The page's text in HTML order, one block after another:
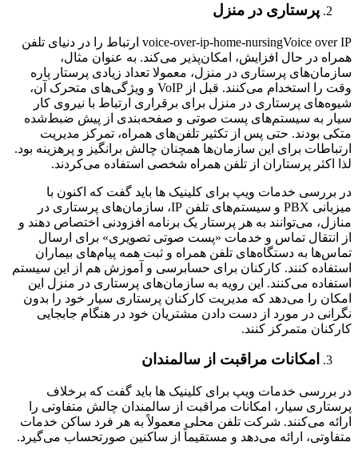
پرستاری در منزل
voice-over-ip-home-nursingVoice over IP ارتباط را در دنیای تلفن
همراه در حال افزایش، امکان‌پذیر می‌کند. به عنوان مثال،
سازمان‌های پرستاری در منزل، معمولا تعداد زیادی پرستار پاره
وقت را استخدام می‌کنند. قبل از VoIP و ویژگی‌های متحرک آن،
شیوه‌های پرستاری در منزل برای برقراری ارتباط با نیروی کار
سیار به سیستم‌های پست صوتی و صفحه‌بندی از پیش ضبط‌شده
متکی بودند. حتی پس از تکثیر تلفن‌های همراه، تمرکز مدیریت
ارتباطات برای این سازمان‌ها همچنان چالش برانگیز و پرهزینه بود.
لذا اکثر پرستاران از تلفن همراه شخصی استفاده می‌کردند.
در بررسی خدمات ویپ برای کلینیک ‌ها باید گفت که اکنون با
میزبانی PBX و سیستم‌های تلفن IP، سازمان‌های پرستاری در
منازل، می‌توانند به هر پرستار یک برنامه افزودنی اختصاص دهند و
از انتقال تماس و خدمات «پست صوتی تصویری» برای ارسال
تماس‌ها به دستگاه‌های تلفن همراه و ثبت همه پیام‌های بیماران
استفاده کنند. کارکنان برای حسابرسی و آموزش هم از این سیستم
استفاده می‌کنند. این رویه به سازمان‌های پرستاری در منزل این
امکان را می‌دهد که مدیریت کارکنان پرستاری سیار خود را بدون
نگرانی در مورد از دست دادن مشتریان خود در هنگام جابجایی
کارکنان متمرکز کنند.
امکانات مراقبت از سالمندان
در بررسی خدمات ویپ برای کلینیک ‌ها باید گفت که برخلاف
پرستاری سیار، امکانات مراقبت از سالمندان چالش متفاوتی را
ارائه می‌کنند. شرکت تلفن محلی معمولاً به هر فرد ساکن خدمات
متفاوتی، ارائه می‌دهد و مستقیماً از ساکنین صورتحساب می‌گیرد.